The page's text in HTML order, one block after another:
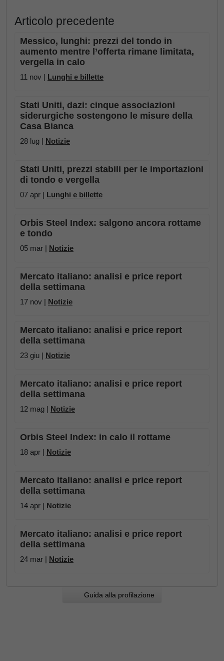
Articolo precedente
Messico, lunghi: prezzi del tondo in
aumento mentre l’offerta rimane limitata,
vergella in calo
11 nov | Lunghi e billette
Stati Uniti, dazi: cinque associazioni
siderurgiche sostengono le misure della
Casa Bianca
28 lug | Notizie
Stati Uniti, prezzi stabili per le importazioni
di tondo e vergella
07 apr | Lunghi e billette
Orbis Steel Index: salgono ancora rottame
e tondo
05 mar | Notizie
Mercato italiano: analisi e price report
della settimana
17 nov | Notizie
Mercato italiano: analisi e price report
della settimana
23 giu | Notizie
Mercato italiano: analisi e price report
della settimana
12 mag | Notizie
Orbis Steel Index: in calo il rottame
18 apr | Notizie
Mercato italiano: analisi e price report
della settimana
14 apr | Notizie
Mercato italiano: analisi e price report
della settimana
24 mar | Notizie
Guida alla profilazione